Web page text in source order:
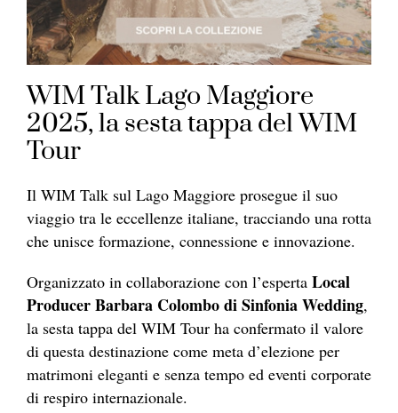
WIM Talk Lago Maggiore
2025, la sesta tappa del WIM
Tour
Il WIM Talk sul Lago Maggiore prosegue il suo
viaggio tra le eccellenze italiane, tracciando una rotta
che unisce formazione, connessione e innovazione.
Organizzato in collaborazione con l’esperta Local
Producer Barbara Colombo di Sinfonia Wedding,
la sesta tappa del WIM Tour ha confermato il valore
di questa destinazione come meta d’elezione per
matrimoni eleganti e senza tempo ed eventi corporate
di respiro internazionale.